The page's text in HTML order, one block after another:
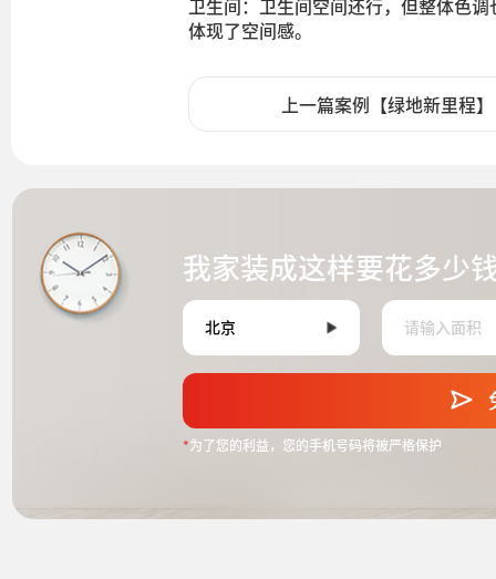
卫生间：卫生间空间还行，但整体色
体现了空间感。
上一篇案例【绿地新里程】
我家装成这样要花多少
*为了您的利益，您的手机号码将被严格保护